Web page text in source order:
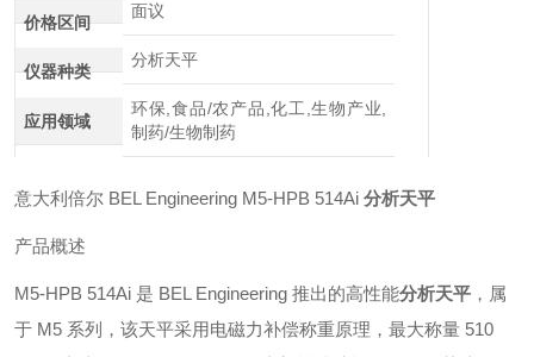
价格区间
面议
仪器种类
分析天平
应用领域
环保,食品/农产品,化工,生物产业,
制药/生物制药
意大利倍尔 BEL Engineering M5‑HPB 514Ai 分析天平
产品概述
M5‑HPB 514Ai 是 BEL Engineering 推出的高性能分析天平 ，属
于 M5 系列，该天平采用电磁力补偿称重原理，最大称量 510